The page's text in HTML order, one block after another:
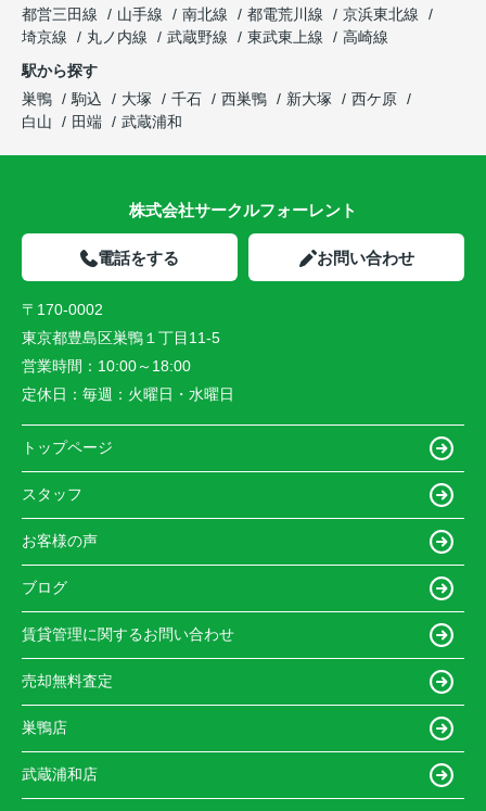
都営三田線
山手線 南北線 都電荒川線
京浜東北線
埼京線
丸ノ内線 武蔵野線 東武東上線
高崎線
駅から探す
巣鴨
駒込 大塚 千石 西巣鴨 新大塚
西ケ原
白山
田端 武蔵浦和
株式会社サークルフォーレント
電話をする お問い合わせ
〒170-0002
東京都豊島区巣鴨１丁目11-5
営業時間： 10:00～18:00
定休日： 毎週：火曜日・水曜日
トップページ
スタッフ
お客様の声
ブログ
賃貸管理に関するお問い合わせ
売却無料査定
巣鴨店
武蔵浦和店